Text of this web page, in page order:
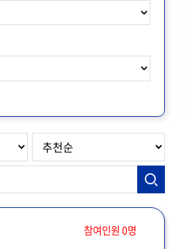
참여인원 0명